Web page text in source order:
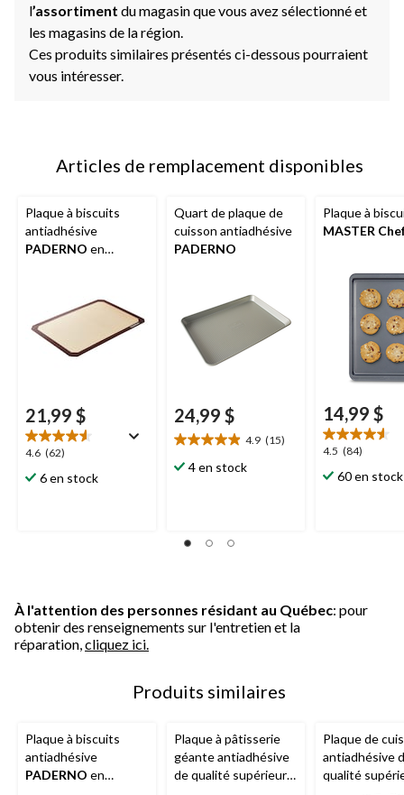
l’assortiment du magasin que vous avez sélectionné et
les magasins de la région.
Ces produits similaires présentés ci-dessous pourraient
vous intéresser.
Articles de remplacement disponibles
Plaque à biscuits
antiadhésive
PADERNO en
21,99 $
4.6 (62)
4.6
étoile(s)
sur
6 en stock
Quart de plaque de
cuisson antiadhésive
PADERNO
24,99 $
4.9 (15)
4.9
étoile(s)
4 en stock
Plaque à
MASTER
14,99 $
4.5 (84)
4.5
étoile(s)
sur
60 en stock
À l'attention des personnes résidant au Québec: pour
obtenir des renseignements sur l'entretien et la
réparation, cliquez ici.
Produits similaires
Plaque à biscuits
antiadhésive
PADERNO en
Plaque à pâtisserie
géante antiadhésive
de qualité supérieure
Plaque de
antiadhésive
qualité